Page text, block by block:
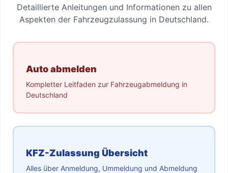
Detaillierte Anleitungen und Informationen zu allen
Aspekten der Fahrzeugzulassung in Deutschland.
Auto abmelden
Kompletter Leitfaden zur Fahrzeugabmeldung in
Deutschland
KFZ-Zulassung Übersicht
Alles über Anmeldung, Ummeldung und Abmeldung